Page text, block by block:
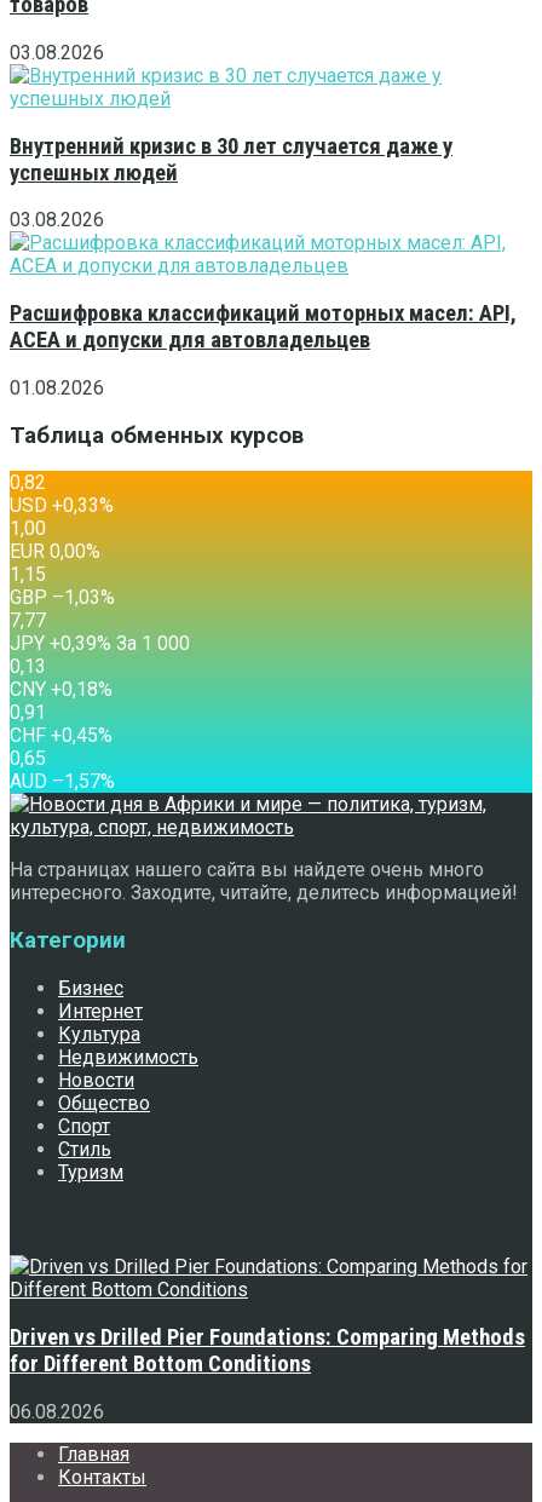
03.08.2026
Внутренний кризис в 30 лет случается даже у
успешных людей
03.08.2026
Расшифровка классификаций моторных масел: API,
ACEA и допуски для автовладельцев
01.08.2026
Таблица обменных курсов
0,82
USD +0,33%
1,00
EUR 0,00%
1,15
GBP –1,03%
7,77
JPY +0,39% За 1 000
0,13
CNY +0,18%
0,91
CHF +0,45%
0,65
AUD –1,57%
На страницах нашего сайта вы найдете очень много
интересного. Заходите, читайте, делитесь информацией!
Категории
Бизнес
Интернет
Культура
Недвижимость
Новости
Общество
Спорт
Стиль
Туризм
Driven vs Drilled Pier Foundations: Comparing Methods
for Different Bottom Conditions
06.08.2026
Главная
Контакты